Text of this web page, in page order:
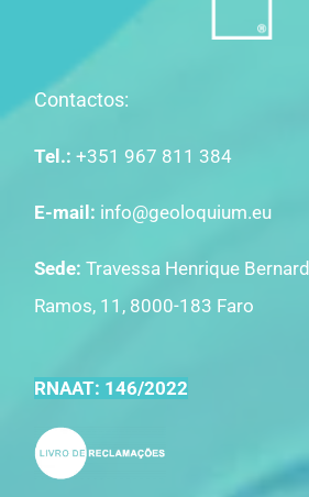
Contactos:
Tel.:+351 967 811 384
E-mail: info@geoloquium.eu
Sede: Travessa Henrique
Ramos, 11, 8000-183 Faro
RNAAT: 146/2022